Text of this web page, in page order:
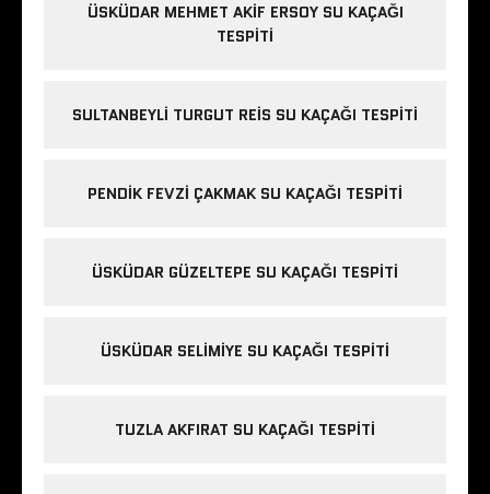
ÜSKÜDAR MEHMET AKIF ERSOY SU KAÇAĞI
TESPITI
SULTANBEYLI TURGUT REIS SU KAÇAĞI TESPITI
PENDIK FEVZI ÇAKMAK SU KAÇAĞI TESPITI
ÜSKÜDAR GÜZELTEPE SU KAÇAĞI TESPITI
ÜSKÜDAR SELIMIYE SU KAÇAĞI TESPITI
TUZLA AKFIRAT SU KAÇAĞI TESPITI